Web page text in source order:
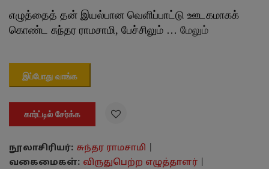
எழுத்தைத் தன் இயல்பான வெளிப்பாட்டு ஊடகமாகக்
கொண்ட சுந்தர ராமசாமி, பேச்சிலும் … மேலும்
இப்போது வாங்க
கார்ட்டில் சேர்க்க 
நூலாசிரியர்: சுந்தர ராமசாமி
வகைமைகள்: விருதுபெற்ற எழுத்தாளர்